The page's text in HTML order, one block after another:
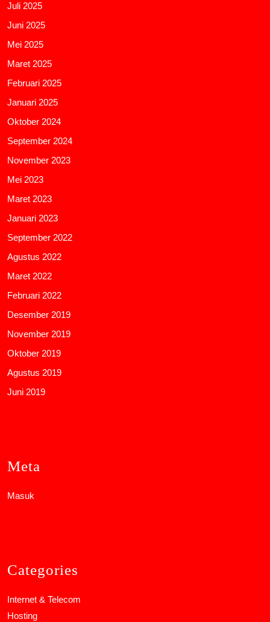
Juli 2025
Juni 2025
Mei 2025
Maret 2025
Februari 2025
Januari 2025
Oktober 2024
September 2024
November 2023
Mei 2023
Maret 2023
Januari 2023
September 2022
Agustus 2022
Maret 2022
Februari 2022
Desember 2019
November 2019
Oktober 2019
Agustus 2019
Juni 2019
Meta
Masuk
Categories
Internet & Telecom
Hosting